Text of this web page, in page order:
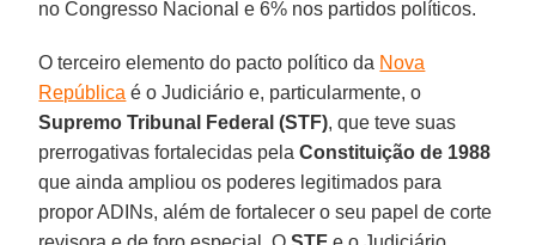
no Congresso Nacional e 6% nos partidos políticos.
O terceiro elemento do pacto político da Nova
República é o Judiciário e, particularmente, o
Supremo Tribunal Federal (STF), que teve suas
prerrogativas fortalecidas pelaConstituição de 1988
que ainda ampliou os poderes legitimados para
propor ADINs, além de fortalecer o seu papel de corte